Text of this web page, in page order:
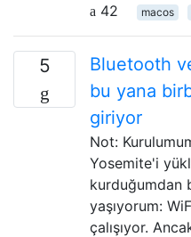
42
macos
5
Bluetooth
bu yana
giriyor
Not:
Yosemite'i
kurduğumdan
yaşıyorum:
çalışıyor.